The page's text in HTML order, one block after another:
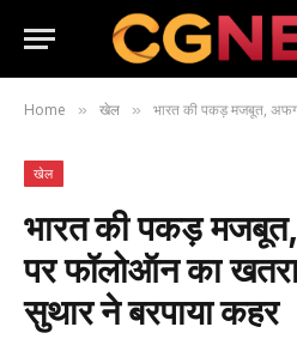
Home » खेल » भारत की पकड़ मजबूत, अफगानिस्तान
खेल
भारत की पकड़
पर फॉलोऑन का
सुथार ने बरपाया कहर